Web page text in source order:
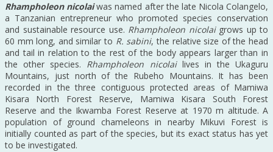
Rhampholeon nicolai was named after the late Nicola Colangelo,
a Tanzanian entrepreneur who promoted species conservation
and sustainable resource use. Rhampholeon nicolaigrows up to
60 mm long, and similar to R. sabini, the relative size of the head
and tail in relation to the rest of the body appears larger than in
the other species. Rhampholeon nicolailives in the Ukaguru
Mountains, just north of the Rubeho Mountains. It has been
recorded in the three contiguous protected areas of Mamiwa
Kisara North Forest Reserve, Mamiwa Kisara South Forest
Reserve and the Ikwamba Forest Reserve at 1970 m altitude. A
population of ground chameleons in nearby Mikuvi Forest is
initially counted as part of the species, but its exact status has yet
to be investigated.